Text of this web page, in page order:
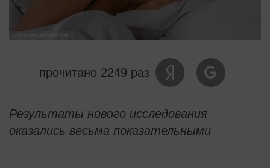
прочитано 2249 раз
Результаты нового исследования
оказались весьма показательными